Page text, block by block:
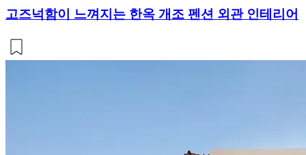
고즈넉함이 느껴지는 한옥 개조 펜션 외관 인테리어